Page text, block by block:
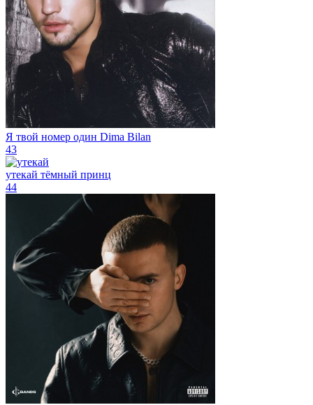
Я твой номер один Dima Bilan
43
утекай тёмный принц
44